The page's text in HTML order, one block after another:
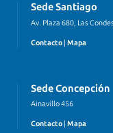
Sede Santiago
Av. Plaza 680, Las
Contacto | Mapa
Sede Concepción
Ainavillo 456
Contacto Mapa